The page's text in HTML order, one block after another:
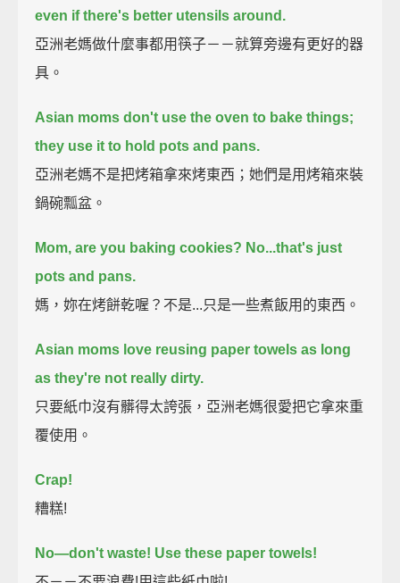
even if there's better utensils around.
亞洲老媽做什麼事都用筷子－－就算旁邊有更好的器
具。
Asian moms don't use the oven to bake things;
they use it to hold pots and pans.
亞洲老媽不是把烤箱拿來烤東西；她們是用烤箱來裝
鍋碗瓢盆。
Mom, are you baking cookies? No...that's just
pots and pans.
媽，妳在烤餅乾喔？不是...只是一些煮飯用的東西。
Asian moms love reusing paper towels as long
as they're not really dirty.
只要紙巾沒有髒得太誇張，亞洲老媽很愛把它拿來重
覆使用。
Crap!
糟糕!
No—don't waste! Use these paper towels!